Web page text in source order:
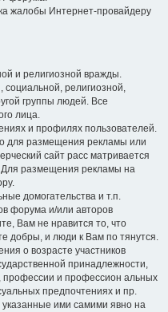
жалобы Интернет-провайдеру
и религиозной вражды.
социальной, религиозной,
группы людей. Все
лица.
и профилях пользователей.
для размещения рекламы или
сайт расс матривается
Для размещения рекламы на
домогательства и т.п.
форума и/или авторов
Вам не нравится то, что
добры, и люди к Вам по тянутся.
о возрасте участников
принадлежности,
и профессион альных
предпочтениях и пр.
ими самими явно на